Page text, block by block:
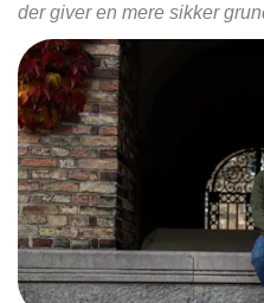
der giver en mere sikker